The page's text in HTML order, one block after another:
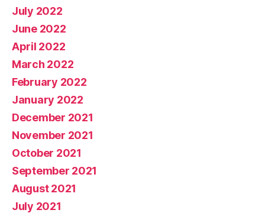
July 2022
June 2022
April 2022
March 2022
February 2022
January 2022
December 2021
November 2021
October 2021
September 2021
August 2021
July 2021